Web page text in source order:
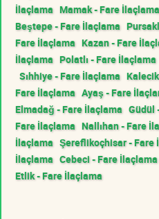
İlaçlama Mamak - Fare İlaçlama
Beştepe - Fare İlaçlama
Fare İlaçlama Kazan - Fare
İlaçlama Polatlı - Fare İlaçlama
Sıhhiye - Fare İlaçlama
Fare İlaçlama Ayaş - Fare
Elmadağ - Fare İlaçlama Güdül
Fare İlaçlama Nallıhan - Fare
İlaçlama Şereflikoçhisar - Fare
İlaçlama Cebeci - Fare İlaçlama
Etlik - Fare İlaçlama